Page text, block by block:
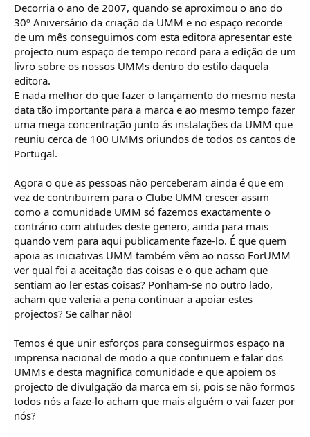
Decorria o ano de 2007, quando se aproximou o ano do
30º Aniversário da criação da UMM e no espaço recorde
de um mês conseguimos com esta editora apresentar este
projecto num espaço de tempo record para a edição de um
livro sobre os nossos UMMs dentro do estilo daquela
editora.
E nada melhor do que fazer o lançamento do mesmo nesta
data tão importante para a marca e ao mesmo tempo fazer
uma mega concentração junto ás instalações da UMM que
reuniu cerca de 100 UMMs oriundos de todos os cantos de
Portugal.
Agora o que as pessoas não perceberam ainda é que em
vez de contribuirem para o Clube UMM crescer assim
como a comunidade UMM só fazemos exactamente o
contrário com atitudes deste genero, ainda para mais
quando vem para aqui publicamente faze-lo. É que quem
apoia as iniciativas UMM também vêm ao nosso ForUMM
ver qual foi a aceitação das coisas e o que acham que
sentiam ao ler estas coisas? Ponham-se no outro lado,
acham que valeria a pena continuar a apoiar estes
projectos? Se calhar não!
Temos é que unir esforços para conseguirmos espaço na
imprensa nacional de modo a que continuem e falar dos
UMMs e desta magnifica comunidade e que apoiem os
projecto de divulgação da marca em si, pois se não formos
todos nós a faze-lo acham que mais alguém o vai fazer por
nós?